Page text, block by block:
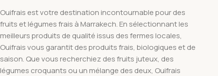
Ouifrais est votre destination incontournable pour des
fruits et légumes frais à Marrakech. En sélectionnant les
meilleurs produits de qualité issus des fermes locales,
Ouifrais vous garantit des produits frais, biologiques et de
saison. Que vous recherchiez des fruits juteux, des
légumes croquants ou un mélange des deux, Ouifrais